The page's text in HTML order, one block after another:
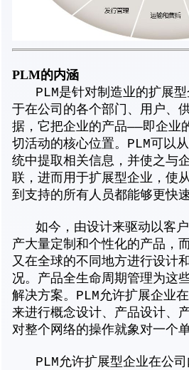
PLM的内涵
PLM是针对制造业的扩展型
于在公司的各个部门、用户、
据，它把企业的产品——即企业
切活动的核心位置。PLM可以从
统中提取相关信息，并使之与
联，进而用于扩展型企业，使
到支持的所有人员都能够更快
如今，由设计来驱动以客户
产大量定制和个性化的产品，
又在全球的不同地方进行设计
况。产品全生命周期管理为这
解决方案。PLM允许扩展企业
来进行概念设计、产品设计、
对整个网络的操作就象对一个
PLM允许扩展型企业在公司